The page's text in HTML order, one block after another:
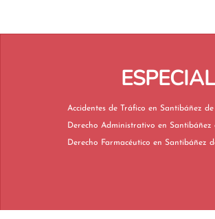
Accidentes de Tráfico en
Derecho Administrativo en
Derecho Farmacéutico en